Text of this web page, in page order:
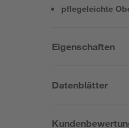
pflegeleichte
Eigenschaften
Datenblätter